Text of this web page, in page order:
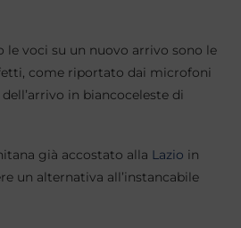
le voci su un nuovo arrivo sono le
come riportato dai microfoni
in biancoceleste di
già accostato alla Lazio in
un alternativa all’instancabile